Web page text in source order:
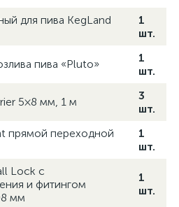
для пива KegLand
1
шт.
пива «Pluto»
1
шт.
5×8 мм, 1 м
3
шт.
прямой переходной
1
шт.
Lock с
и фитингом
мм
1
шт.